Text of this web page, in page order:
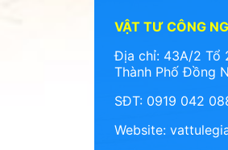
VẬT TƯ CÔNG
Địa chỉ: 43A/2 Tổ
Thành Phố Đồng
SĐT: 0919 042
Website: